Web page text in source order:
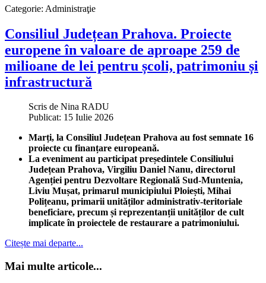
Categorie: Administraţie
Consiliul Județean Prahova. Proiecte
europene în valoare de aproape 259 de
milioane de lei pentru școli, patrimoniu și
infrastructură
Scris de Nina RADU
Publicat: 15 Iulie 2026
Marți, la Consiliul Județean Prahova au fost semnate 16
proiecte cu finanțare europeană.
La eveniment au participat președintele Consiliului
Județean Prahova, Virgiliu Daniel Nanu, directorul
Agenției pentru Dezvoltare Regională Sud-Muntenia,
Liviu Mușat, primarul municipiului Ploiești, Mihai
Polițeanu, primarii unităților administrativ-teritoriale
beneficiare, precum și reprezentanții unităților de cult
implicate în proiectele de restaurare a patrimoniului.
Citește mai departe...
Mai multe articole...